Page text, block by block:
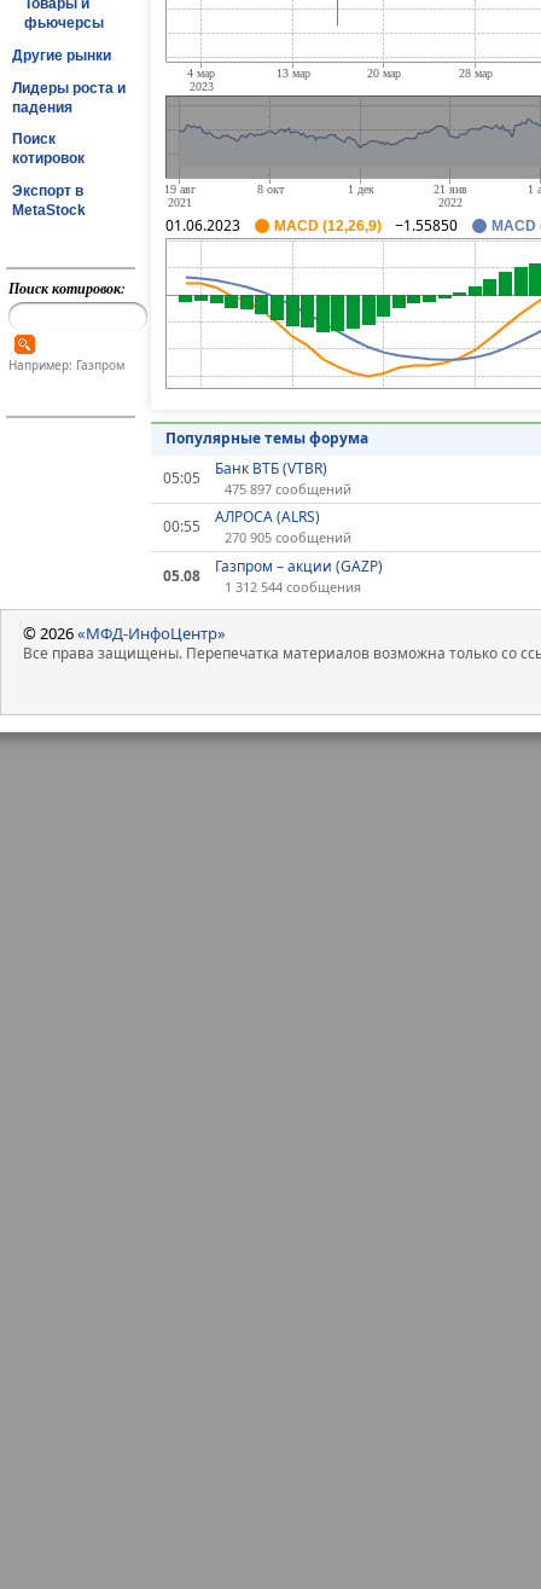
Товары и
фьючерсы
Другие рынки
Лидеры роста и
падения
Поиск
котировок
Экспорт в
MetaStock
Поиск котировок:
Например: Газпром
01.06.2023 MACD (12,26,9) −1.55850 MACD
Популярные темы форума
05:05
Банк ВТБ (VTBR)
475 897 сообщений
00:55 АЛРОСА (ALRS)
270 905 сообщений
05.08 Газпром – акции (GAZP)
1 312 544 сообщения
© 2026«МФД-ИнфоЦентр»
Все права защищены. Перепечатка материалов возможна только со